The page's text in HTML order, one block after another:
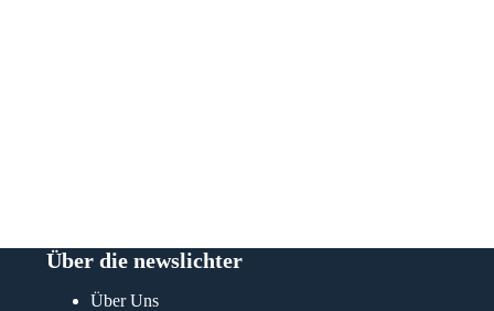
Über die newslichter
Über Uns